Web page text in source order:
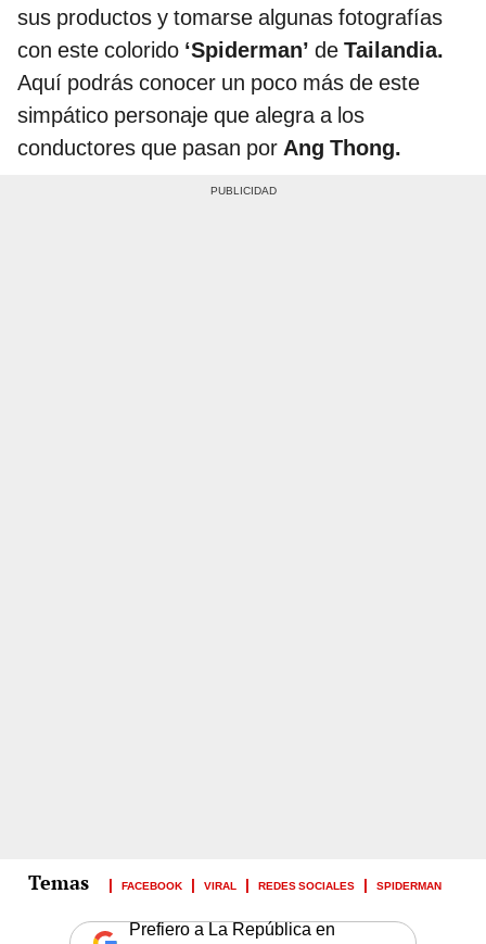
sus productos y tomarse algunas fotografías
con este colorido ‘Spiderman’ de Tailandia.
Aquí podrás conocer un poco más de este
simpático personaje que alegra a los
conductores que pasan por Ang Thong.
FACEBOOK VIRAL REDES SOCIALES SPIDERMAN
Prefiero a La República en